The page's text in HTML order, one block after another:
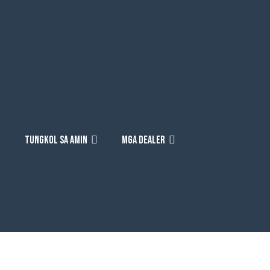
TUNGKOL SA AMIN MGA DEALER